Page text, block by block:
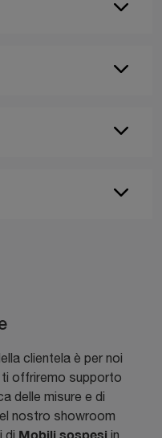
clientela è per noi
offriremo supporto
delle misure e di
nostro showroom
di Mobili sospesi in